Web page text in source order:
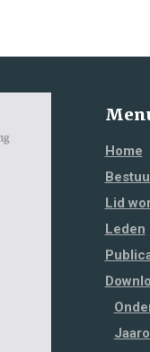
Home
Lid
Leden